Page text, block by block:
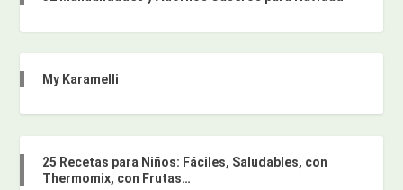
My Karamelli
25 Recetas para Niños: Fáciles, Saludables, con
Thermomix, con Frutas…